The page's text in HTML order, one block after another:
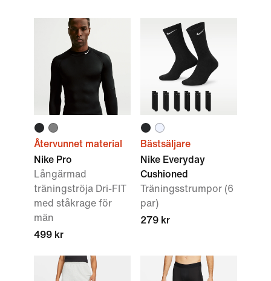
Återvunnet material
Nike Pro
Långärmad
träningströja Dri-FIT
med ståkrage för
män
499 kr
Bästsäljare
Nike Everyday
Cushioned
Träningsstrumpor (6
par)
279 kr